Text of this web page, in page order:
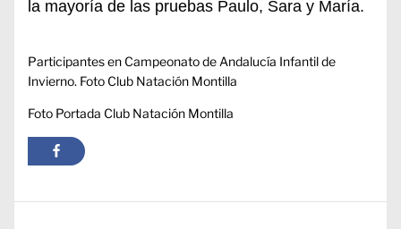
la mayoría de las pruebas Paulo, Sara y María.
Participantes en Campeonato de Andalucía Infantil de
Invierno. Foto Club Natación Montilla
Foto Portada Club Natación Montilla